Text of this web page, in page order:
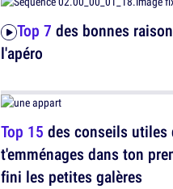
Top 7 des bonnes
l'apéro
Top 15 des conseils utiles
t'emménages dans ton
fini les petites galères